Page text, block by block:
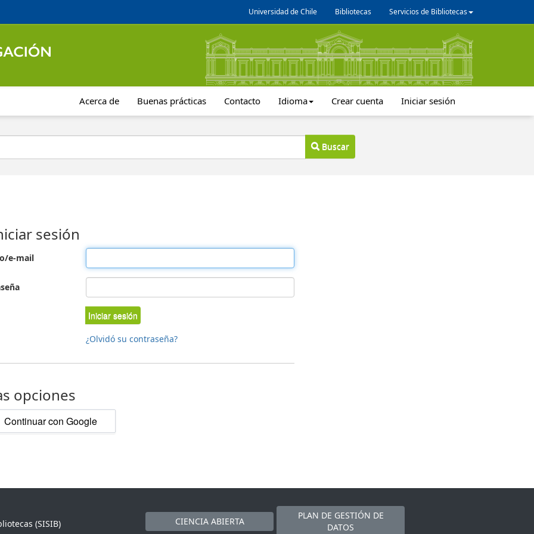
Universidad de Chile Bibliotecas Servicios de Bibliotecas
Acerca de Buenas prácticas Contacto Idioma Crear cuenta Iniciar sesión
Buscar
sesión
e-mail
Iniciar sesión
¿Olvidó su contraseña?
opciones
Continuar con Google
(SISIB)
CIENCIA ABIERTA
PLAN DE GESTIÓN DE
DATOS